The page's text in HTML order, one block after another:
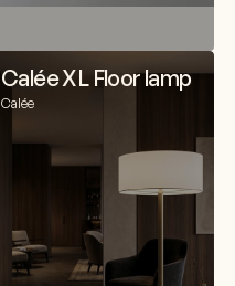
Calée XL Floor lamp
Calée